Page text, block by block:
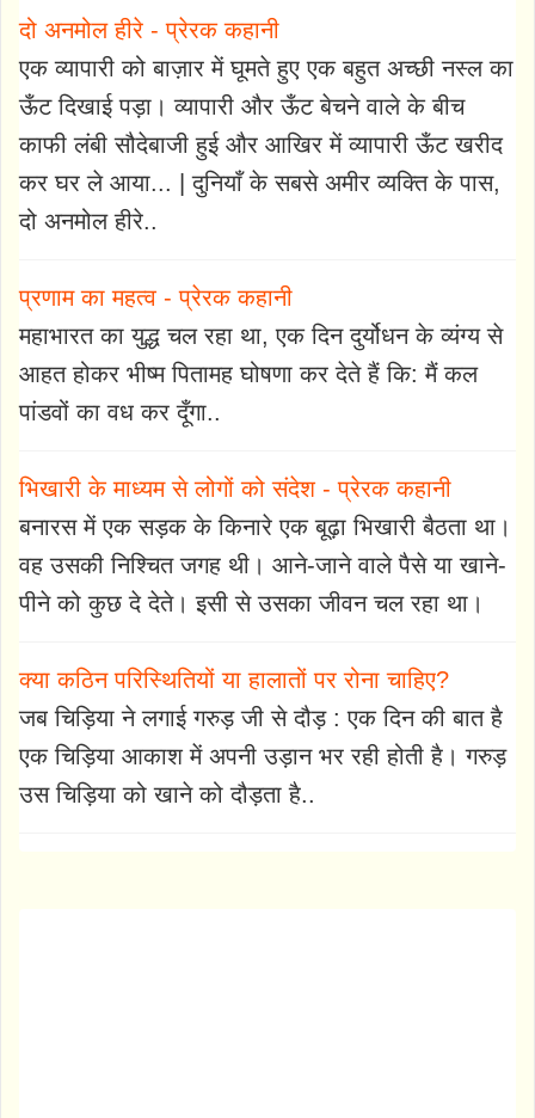
दो अनमोल हीरे - प्रेरक कहानी
एक व्यापारी को बाज़ार में घूमते हुए एक बहुत अच्छी नस्ल का
ऊँट दिखाई पड़ा। व्यापारी और ऊँट बेचने वाले के बीच
काफी लंबी सौदेबाजी हुई और आखिर में व्यापारी ऊँट खरीद
कर घर ले आया... | दुनियाँ के सबसे अमीर व्यक्ति के पास,
दो अनमोल हीरे..
प्रणाम का महत्व - प्रेरक कहानी
महाभारत का युद्ध चल रहा था, एक दिन दुर्योधन के व्यंग्य से
आहत होकर भीष्म पितामह घोषणा कर देते हैं कि: मैं कल
पांडवों का वध कर दूँगा..
भिखारी के माध्यम से लोगों को संदेश - प्रेरक कहानी
बनारस में एक सड़क के किनारे एक बूढ़ा भिखारी बैठता था।
वह उसकी निश्चित जगह थी। आने-जाने वाले पैसे या खाने-
पीने को कुछ दे देते। इसी से उसका जीवन चल रहा था।
क्या कठिन परिस्थितियों या हालातों पर रोना चाहिए?
जब चिड़िया ने लगाई गरुड़ जी से दौड़ : एक दिन की बात है
एक चिड़िया आकाश में अपनी उड़ान भर रही होती है। गरुड़
उस चिड़िया को खाने को दौड़ता है..